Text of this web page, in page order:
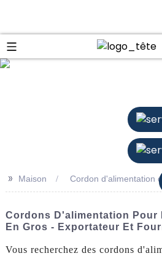
>> Maison Cordon d'alimentation
Cordons D'alimentation Pour
En Gros - Exportateur Et
Vous recherchez des cordons